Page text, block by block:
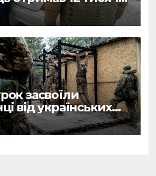
допомогу
засвоїли
від українських